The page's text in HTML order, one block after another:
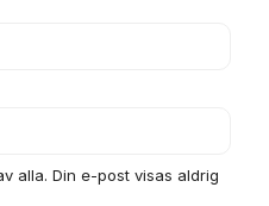
alla. Din e-post visas aldrig